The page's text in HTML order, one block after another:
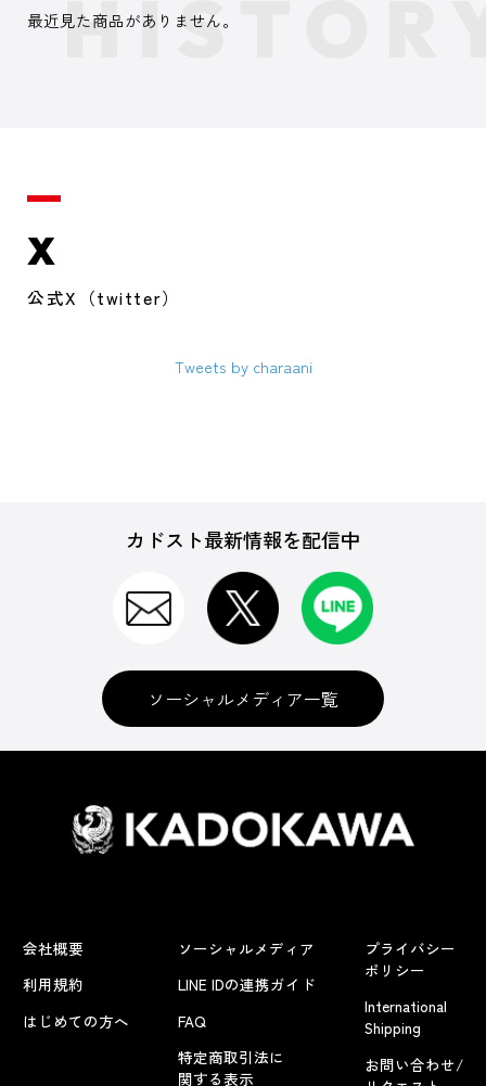
最近見た商品がありません。
X
公式X（twitter）
Tweets by charaani
カドスト最新情報を配信中
ソーシャルメディア一覧
会社概要
利用規約
はじめての方へ
ソーシャルメディア
LINE IDの連携ガイド
FAQ
特定商取引法に
関する表示
プライバシー
ポリシー
International
Shipping
お問い合わせ/